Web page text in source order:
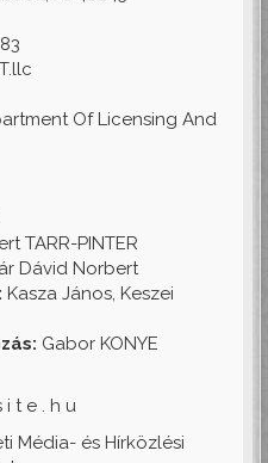
Of Licensing And
TARR-PINTER
Dávid Norbert
Kasza János, Keszei
Gabor KONYE
i t e . h u
Média- és Hírközlési